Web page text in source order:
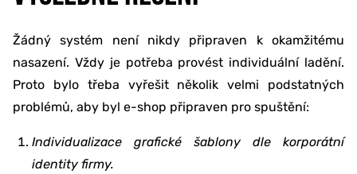
Žádný systém není nikdy připraven k okamžitému
nasazení. Vždy je potřeba provést individuální ladění.
Proto bylo třeba vyřešit několik velmi podstatných
problémů, aby byl e-shop připraven pro spuštění:
Individualizace grafické šablony dle korporátní
identity firmy.